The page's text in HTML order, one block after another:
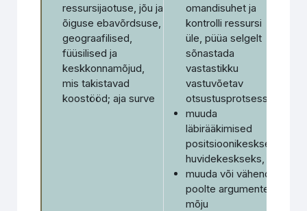
ressursijaotuse, jõu ja
õiguse ebavõrdsuse,
geograafilised,
füüsilised ja
keskkonnamõjud,
mis takistavad
koostööd; aja surve
omandisuhet ja
kontrolli ressursi
üle, püüa selgelt
sõnastada
vastastikku
vastuvõetav
otsustusprotsess
muuda
läbirääkimised
positsioonikesksest
huvidekeskseks,
muuda või vähenda
poolte argumente ja
mõju